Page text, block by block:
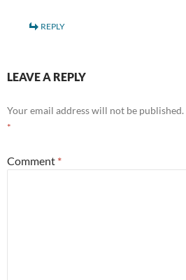
REPLY
LEAVE A REPLY
Your email address will not be published.
*
Comment *